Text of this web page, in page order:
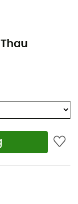
eller en
kartan IGN
exakt och
att navigera på